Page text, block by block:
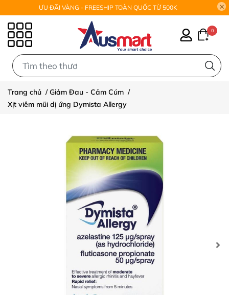
ƯU ĐÃI VÀNG - FREESHIP TOÀN QUỐC TỪ 500K
0
Trang chủ /Giảm Đau - Cảm Cúm /
Xịt viêm mũi dị ứng Dymista Allergy